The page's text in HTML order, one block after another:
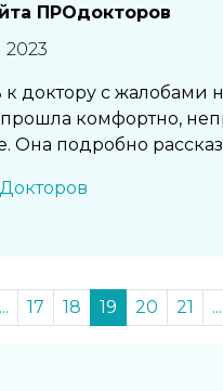
ПРОдокторов
2023
к доктору с жалобами
комфортно,
Она подробно
... 17 18 19 20 21 ...